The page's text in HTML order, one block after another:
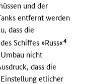
und der
entfernt werden
dass die
Schiffes »Russ«4
nicht
dass die
etlicher